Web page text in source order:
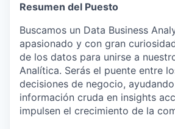
Resumen del Puesto
Buscamos un Data Business
apasionado y con gran
de los datos para unirse a
Analítica. Serás el puente entre
decisiones de negocio,
información cruda en insights
impulsen el crecimiento de la